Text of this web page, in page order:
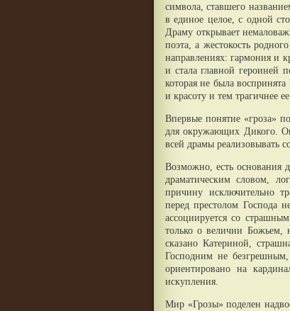
символа, ставшего
в единое целое, с одной
Драму открывает
поэта, а жестокость
направлениях: гармония и
и стала главной героиней
которая не была
и красоту и тем трагичнее
Впервые понятие «гроза»
для окружающих Дикого.
всей драмы реализовывать
Возможно, есть основания
драматическим словом,
причину исключительно
перед престолом Господа
ассоциируется со
только о величии Божьем,
сказано Катериной,
Господним не
ориентировано на
искупления.
Мир «Грозы» поделен